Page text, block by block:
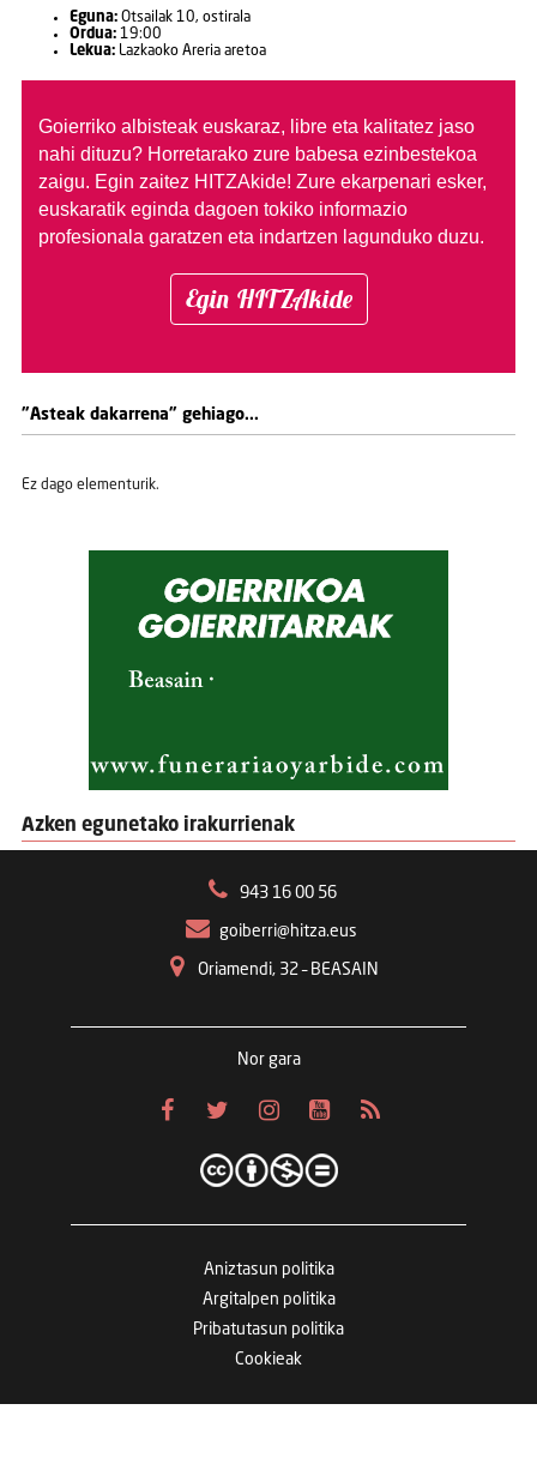
Eguna:Otsailak 10, ostirala
Ordua:19:00
Lekua:Lazkaoko Areria aretoa
Goierriko albisteak euskaraz, libre eta kalitatez jaso
nahi dituzu? Horretarako zure babesa ezinbestekoa
zaigu. Egin zaitez HITZAkide! Zure ekarpenari esker,
euskaratik eginda dagoen tokiko informazio
profesionala garatzen eta indartzen lagunduko duzu.
Egin HITZAkide
"Asteak dakarrena" gehiago...
Ez dago elementurik.
Azken egunetako irakurrienak
943 16 00 56
goiberri@hitza.eus
Oriamendi, 32 – BEASAIN
Nor gara
Aniztasun politika
Argitalpen politika
Pribatutasun politika
Cookieak